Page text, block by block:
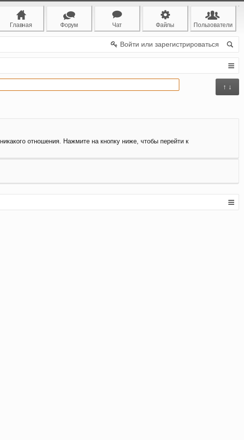
Главная Форум Чат Файлы Пользователи
Войти или зарегистрироваться
↑ ↓
отношения. Нажмите на кнопку ниже, чтобы перейти к